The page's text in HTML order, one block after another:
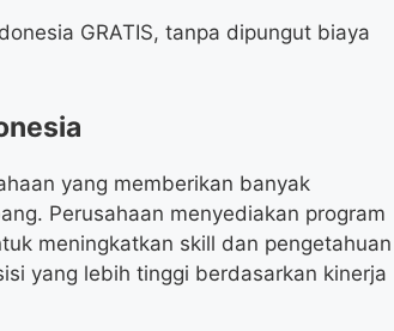
GRATIS, tanpa dipungut biaya
yang memberikan banyak
Perusahaan menyediakan program
meningkatkan skill dan pengetahuan
yang lebih tinggi berdasarkan kinerja